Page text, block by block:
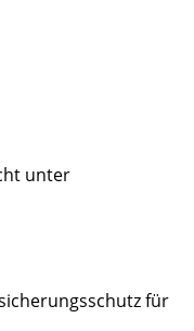
unter
für